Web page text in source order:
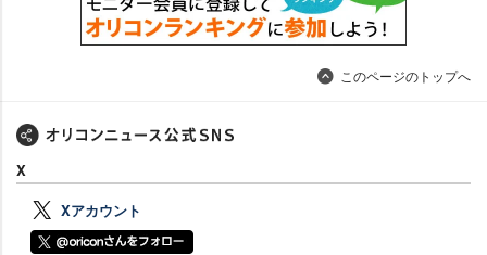
このページのトップへ
X
Xアカウント